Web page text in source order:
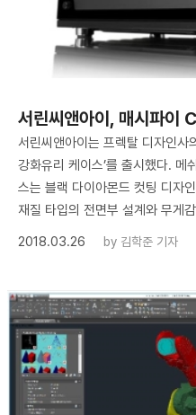
서린씨앤아이, 매시파이
서린씨앤아이는 프렉탈 디자인사
강화유리 케이스’를 출시했다. 메
스는 블랙 다이아몬드 컷팅 디자
재질 타입의 전면부 설계와 무게
2018.03.26
by 김학준 기자